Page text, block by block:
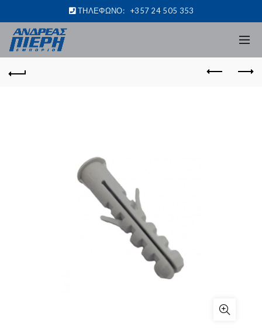
ΤΗΛΕΦΩΝΟ: +357 24 505 353